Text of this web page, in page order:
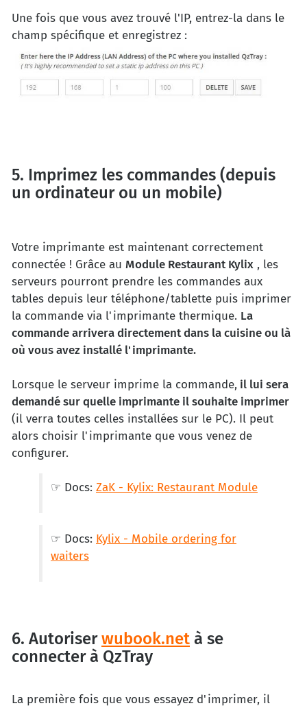
Une fois que vous avez trouvé l'IP, entrez-la dans le
champ spécifique et enregistrez :
5. Imprimez les commandes (depuis
un ordinateur ou un mobile)
Votre imprimante est maintenant correctement
connectée ! Grâce au Module Restaurant Kylix , les
serveurs pourront prendre les commandes aux
tables depuis leur téléphone/tablette puis imprimer
la commande via l'imprimante thermique. La
commande arrivera directement dans la cuisine ou là
où vous avez installé l'imprimante.
Lorsque le serveur imprime la commande, il lui sera
demandé sur quelle imprimante il souhaite imprimer
(il verra toutes celles installées sur le PC). Il peut
alors choisir l'imprimante que vous venez de
configurer.
☞ Docs: ZaK - Kylix: Restaurant Module
☞ Docs: Kylix - Mobile ordering for
waiters
6. Autoriserwubook.net à se
connecter à QzTray
La première fois que vous essayez d'imprimer, il